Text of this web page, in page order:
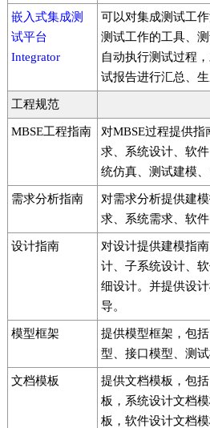
嵌入式集成测
试平台
Integrator
可以对集成测试工
测试工作的工具、
自动执行测试过程
试报告进行汇总、
工程规范
MBSE工程指南
对MBSE过程提供
求、系统设计、软
统仿真、测试建模、
需求分析指南
对需求分析提供建
求、系统需求、软件
设计指南
对设计提供建模指
计、子系统设计、
细设计。并提供设
导。
模型框架
提供模型框架，包
型、接口模型、测试
文档模板
提供文档模板，包
板，系统设计文档
板，软件设计文档